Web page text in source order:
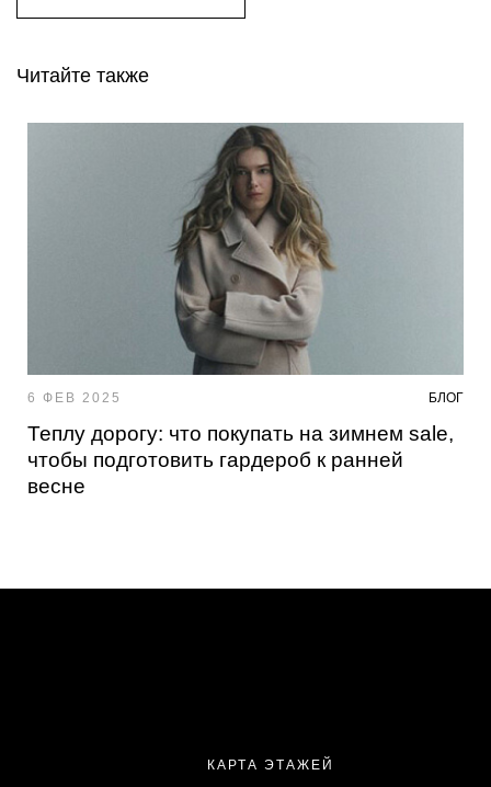
Читайте также
6 ФЕВ 2025 БЛОГ
Теплу дорогу: что покупать на зимнем sale,
чтобы подготовить гардероб к ранней
весне
КАРТА ЭТАЖЕЙ